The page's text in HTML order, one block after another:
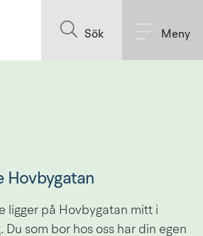
Sök Meny
Hovbygatan
ligger på Hovbygatan mitt i
som bor hos oss har din egen